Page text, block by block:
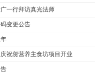
一行拜访真光法师
变更公告
祝贺营养主食坊项目开业